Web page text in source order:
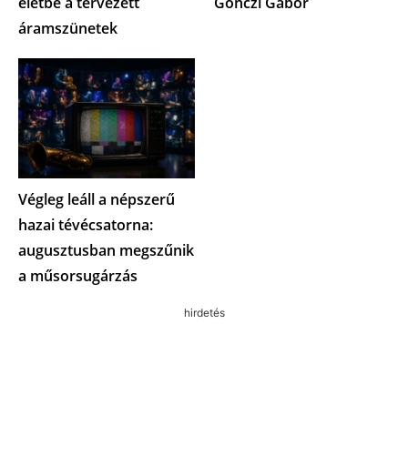
áramszünetek
Végleg leáll a népszerű
hazai tévécsatorna:
augusztusban megszűnik
a műsorsugárzás
hirdetés